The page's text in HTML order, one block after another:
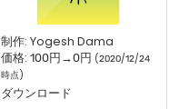
制作: Yogesh Dama
価格: 100円→0円 (2020/12/24
時点)
ダウンロード